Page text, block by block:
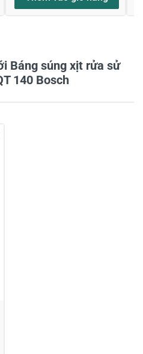
Báng súng xịt rửa sử
140 Bosch